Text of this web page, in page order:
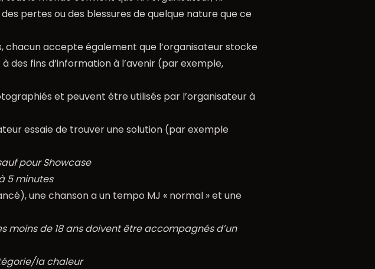
pertes ou des blessures de quelque nature que ce
chacun accepte également que l’organisateur stocke
des fins d’information à l’avenir (par exemple,
et peuvent être utilisés par l’organisateur à
essaie de trouver une solution (par exemple
pour Showcase
5 minutes
une chanson a un tempo MJ « normal » et une
de 18 ans doivent être accompagnés d’un
la chaleur